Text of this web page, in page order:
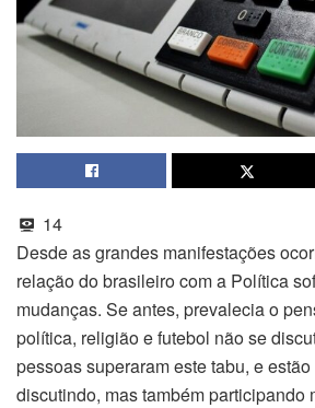
14
Desde as grandes manifestações
relação do brasileiro com a Política
mudanças. Se antes, prevalecia o
política, religião e futebol não se
pessoas superaram este tabu, e
discutindo, mas também participando